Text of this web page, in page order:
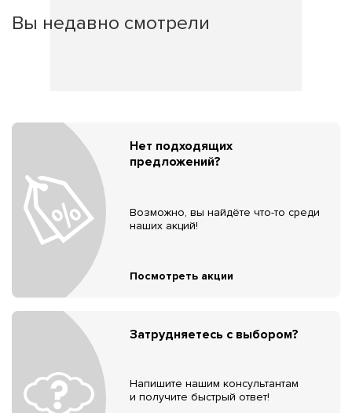
Вы недавно смотрели
Нет подходящих
предложений?
Возможно, вы найдёте что-то среди
наших акций!
Посмотреть акции
Затрудняетесь с выбором?
Напишите нашим консультантам
и получите быстрый ответ!